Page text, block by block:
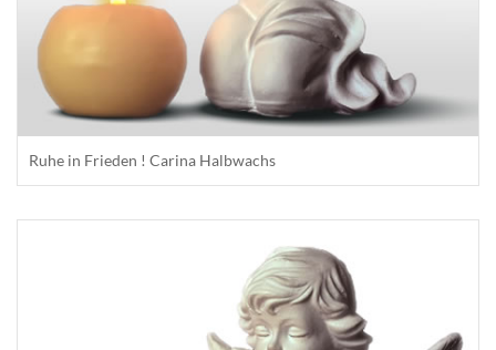
Ruhe in Frieden ! Carina Halbwachs